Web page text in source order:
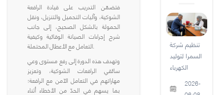
تنظيم شركة
السمرا لتوليد
الكهرباء
2026-
فتضمّن التدريب على قيادة الرافعة
الشوكية، وآليات التحميل والتنزيل، ونقل
الحمولة بالشكل الصحيح، إلى جانب
شرح إجراءات الصيانة الوقائية وكيفية
التعامل مع الأعطال المحتملة.
وتهدف هذه الدورة إلى رفع مستوى وعي
سائقي الرافعات الشوكية، وتعزيز
مهاراتهم في التعامل الآمن مع الرافعة؛
بما يسهم في الحدّ من الأخطاء أثناء